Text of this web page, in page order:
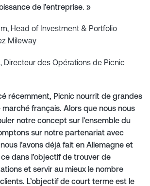
de l’entreprise. »
Head of Investment & Portfolio
Mileway
Directeur des Opérations de Picnic
récemment, Picnic nourrit de grandes
français. Alors que nous nous
notre concept sur l’ensemble du
sur notre partenariat avec
l’avons déjà fait en Allemagne et
dans l’objectif de trouver de
et servir au mieux le nombre
L’objectif de court terme est le